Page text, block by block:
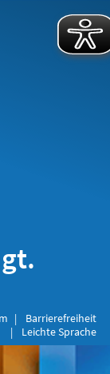
Barrierefreiheit
Leichte Sprache